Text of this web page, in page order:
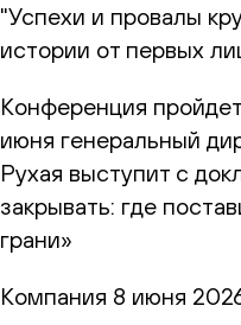
"Успехи и провалы
истории от первых
Конференция
июня генеральный
Рухая выступит с
закрывать: где
грани»
Компания 8 июня